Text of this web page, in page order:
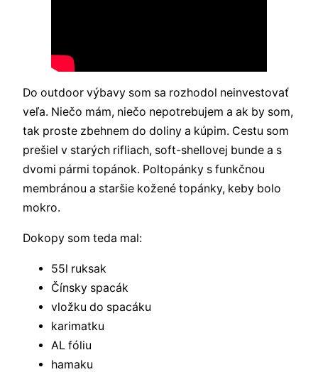
Do outdoor výbavy som sa rozhodol neinvestovať
veľa. Niečo mám, niečo nepotrebujem a ak by som,
tak proste zbehnem do doliny a kúpim. Cestu som
prešiel v starých rifliach, soft-shellovej bunde a s
dvomi pármi topánok. Poltopánky s funkčnou
membránou a staršie kožené topánky, keby bolo
mokro.
Dokopy som teda mal:
55l ruksak
Čínsky spacák
vložku do spacáku
karimatku
AL fóliu
hamaku